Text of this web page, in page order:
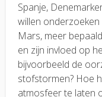
Spanje,
willen
Mars, meer
en zijn invloed op
bijvoorbeeld de
stofstormen? Hoe
atmosfeer te laten